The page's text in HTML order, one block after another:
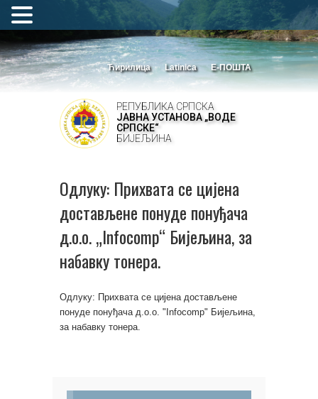
Ћирилица Latinica Е-ПОШТА
РЕПУБЛИКА СРПСКА
ЈАВНА УСТАНОВА „ВОДЕ
СРПСКЕ“
БИЈЕЉИНА
Одлуку: Прихвата се цијена
достављене понуде понуђача
д.о.о. „Infocomp“ Бијељина, за
набавку тонера.
Одлуку: Прихвата се цијена достављене
понуде понуђача д.о.о. "Infocomp" Бијељина,
за набавку тонера.